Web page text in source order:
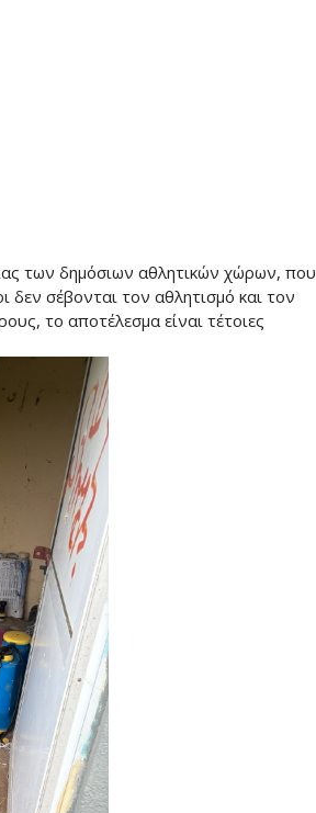
των δημόσιων αθλητικών χώρων, που
δεν σέβονται τον αθλητισμό και τον
το αποτέλεσμα είναι τέτοιες